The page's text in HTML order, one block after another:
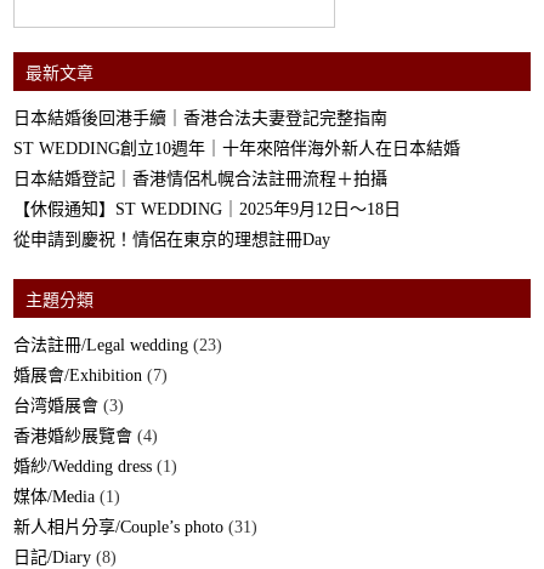
最新文章
日本結婚後回港手續｜香港合法夫妻登記完整指南
ST WEDDING創立10週年｜十年來陪伴海外新人在日本結婚
日本結婚登記｜香港情侶札幌合法註冊流程＋拍攝
【休假通知】ST WEDDING｜2025年9月12日～18日
從申請到慶祝！情侶在東京的理想註冊Day
主題分類
合法註冊/Legal wedding (23)
婚展會/Exhibition (7)
台湾婚展會 (3)
香港婚紗展覽會 (4)
婚紗/Wedding dress (1)
媒体/Media (1)
新人相片分享/Couple’s photo (31)
日記/Diary (8)